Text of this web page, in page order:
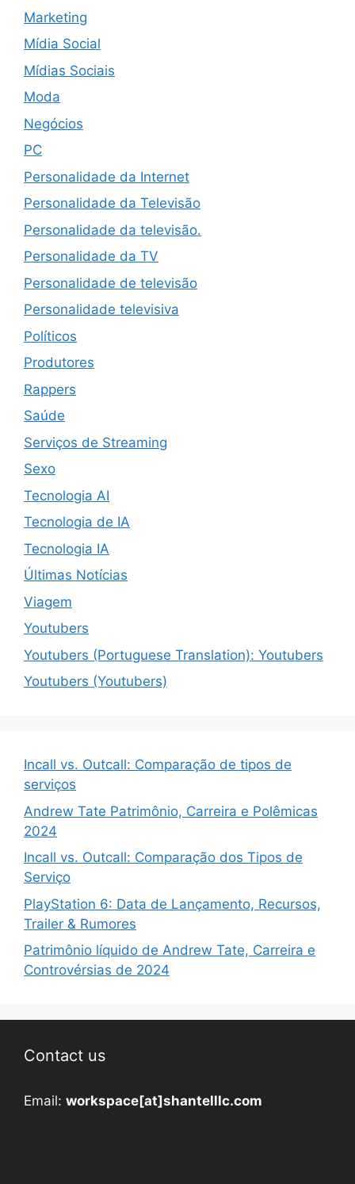
Marketing
Mídia Social
Mídias Sociais
Moda
Negócios
PC
Personalidade da Internet
Personalidade da Televisão
Personalidade da televisão.
Personalidade da TV
Personalidade de televisão
Personalidade televisiva
Políticos
Produtores
Rappers
Saúde
Serviços de Streaming
Sexo
Tecnologia AI
Tecnologia de IA
Tecnologia IA
Últimas Notícias
Viagem
Youtubers
Youtubers (Portuguese Translation): Youtubers
Youtubers (Youtubers)
Incall vs. Outcall: Comparação de tipos de
serviços
Andrew Tate Patrimônio, Carreira e Polêmicas
2024
Incall vs. Outcall: Comparação dos Tipos de
Serviço
PlayStation 6: Data de Lançamento, Recursos,
Trailer & Rumores
Patrimônio líquido de Andrew Tate, Carreira e
Controvérsias de 2024
Contact us
Email: workspace[at]shantelllc.com